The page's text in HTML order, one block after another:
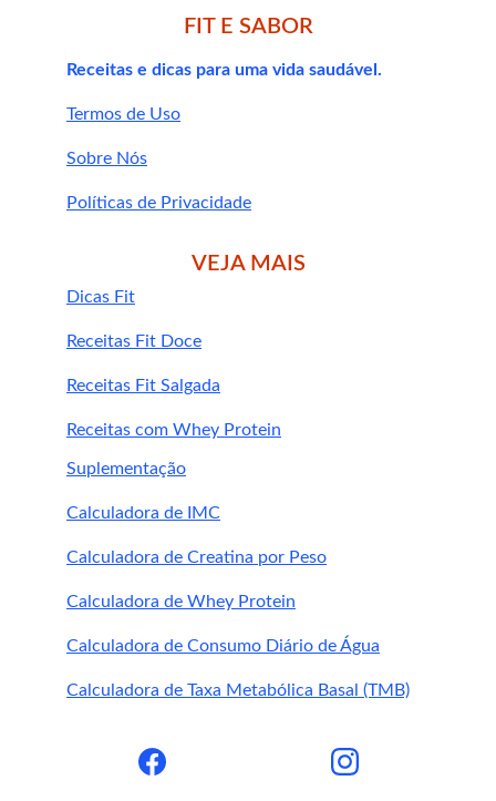
FIT E SABOR
Receitas e dicas para uma vida saudável.
Políticas de Privacidade
Sobre Nós
Termos de Uso
VEJA MAIS
Dicas Fit
Receitas Fit Doce
Receitas Fit Salgada
Suplementação
Receitas com Whey Protein
Calculadora de IMC
Calculadora de Creatina por Peso
Calculadora de Whey Protein
Calculadora de Consumo Diário de Água
Calculadora de Taxa Metabólica Basal (TMB)